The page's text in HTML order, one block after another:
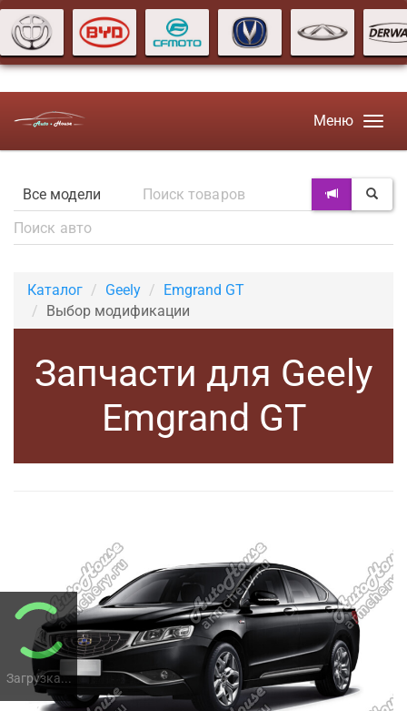
Загрузка...
Меню
Каталог Geely
Emgrand GT
Выбор модификации
Запчасти для Geely
Emgrand GT